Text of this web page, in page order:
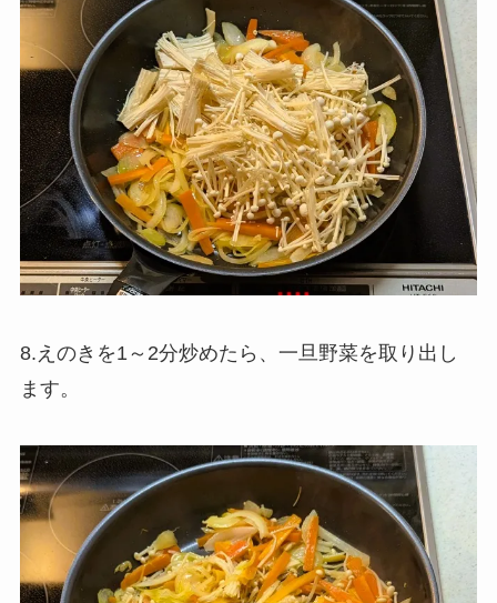
8.えのきを1～2分炒めたら、一旦野菜を取り出し
ます。